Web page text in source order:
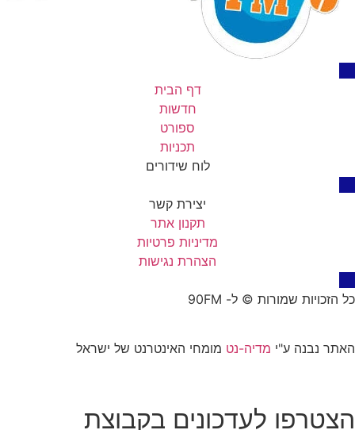
דף הבית
חדשות
ספורט
תכניות
לוח שידורים
יצירת קשר
תקנון אתר
מדיניות פרטיות
הצהרת נגישות
כל הזכויות שמורות © ל- 90FM
האתר נבנה ע"י מדיה-נט מומחי האינטרנט של ישראל
הצטרפו לעדכונים בקבוצת